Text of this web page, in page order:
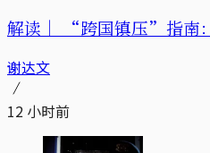
解读｜ “跨国镇压”指南
谢达文
12 小时前